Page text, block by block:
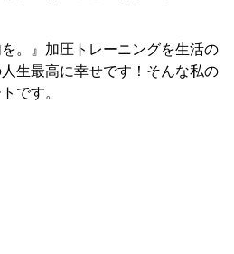
を。』加圧トレーニングを生活の
生最高に幸せです！そんな私の
です。